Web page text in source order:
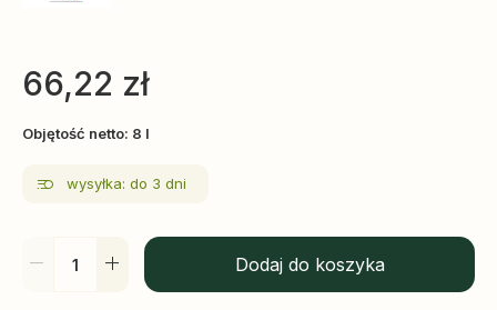
66,22 zł
Objętość netto: 8 l
wysyłka: do 3 dni
Dodaj do koszyka